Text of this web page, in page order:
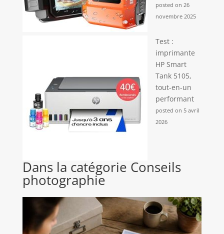
posted on 26
novembre 2025
Test :
imprimante
HP Smart
Tank 5105,
tout-en-un
performant
posted on 5 avril
2026
Dans la catégorie Conseils
photographie